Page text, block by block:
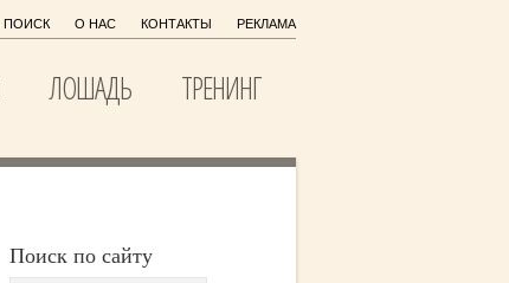
ПОИСК О НАС КОНТАКТЫ РЕКЛАМА
ЛОШАДЬ ТРЕНИНГ
Поиск по сайту